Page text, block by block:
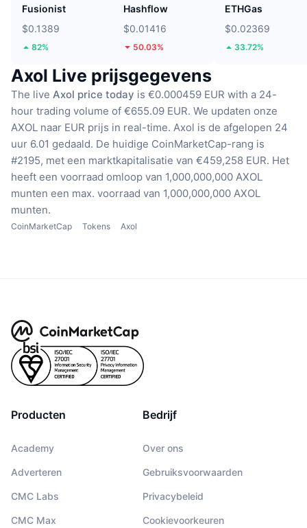
Fusionist
$0.1389
82%
Hashflow
$0.01416
50.03%
ETHGas
$0.02369
33.72%
Axol Live prijsgegevens
The live Axol price today is €0.000459 EUR with a 24-
hour trading volume of €655.09 EUR. We updaten onze
AXOL naar EUR prijs in real-time. Axol is de afgelopen 24
uur 6.01 gedaald. De huidige CoinMarketCap-rang is
#2195, met een marktkapitalisatie van €459,258 EUR. Het
heeft een voorraad omloop van 1,000,000,000 AXOL
munten een max. voorraad van 1,000,000,000 AXOL
munten.
CoinMarketCap Tokens Axol
Producten
Academy
Adverteren
CMC Labs
CMC Max
Bedrijf
Over ons
Gebruiksvoorwaarden
Privacybeleid
Cookievoorkeuren